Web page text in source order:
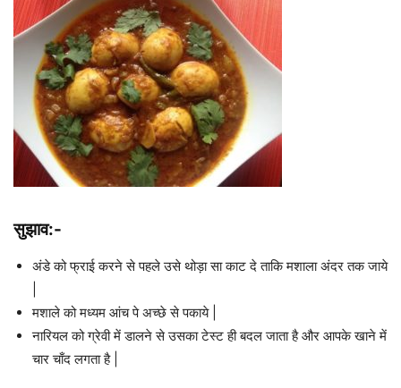
सुझाव:-
अंडे को फ्राई करने से पहले उसे थोड़ा सा काट दे ताकि मशाला अंदर तक जाये
मशाले को मध्यम आंच पे अच्छे से पकाये |
नारियल को ग्रेवी में डालने से उसका टेस्ट ही बदल जाता है और आपके खाने में
चार चाँद लगता है |